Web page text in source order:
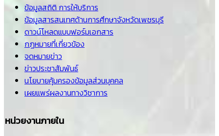
ข้อมูลสถิติ การให้บริการ
ข้อมูลสารสนเทศด้านการศึกษาจังหวัดเพชรบุรี
ดาวน์โหลดแบบฟอร์มเอกสาร
กฏหมายที่เกี่ยวข้อง
จดหมายข่าว
ข่าวประชาสัมพันธ์
นโยบายคุ้มครองข้อมูลส่วนบุคคล
เผยแพร่ผลงานทางวิชาการ
หน่วยงานภายใน